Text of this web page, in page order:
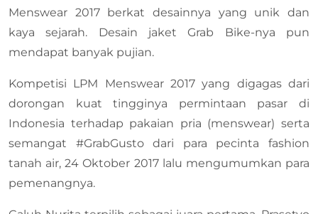
Menswear 2017 berkat desainnya yang unik dan
kaya sejarah. Desain jaket Grab Bike-nya pun
mendapat banyak pujian.
Kompetisi LPM Menswear 2017 yang digagas dari
dorongan kuat tingginya permintaan pasar di
Indonesia terhadap pakaian pria (menswear) serta
semangat #GrabGusto dari para pecinta fashion
tanah air, 24 Oktober 2017 lalu mengumumkan para
pemenangnya.